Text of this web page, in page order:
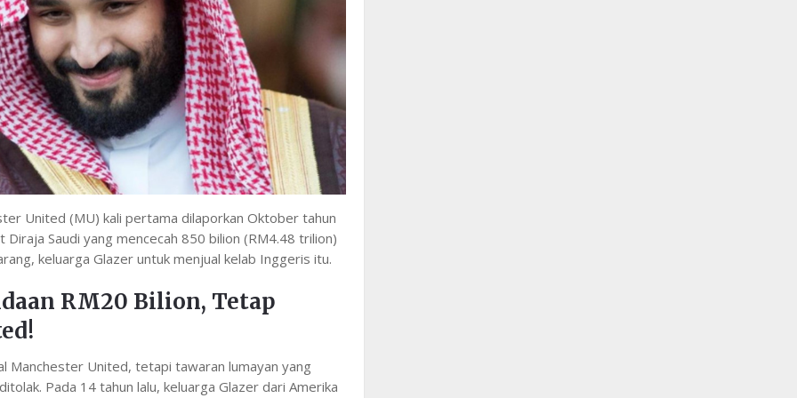
United (MU) kali pertama dilaporkan Oktober tahun
Saudi yang mencecah 850 bilion (RM4.48 trilion)
keluarga Glazer untuk menjual kelab Inggeris itu.
RM20 Bilion, Tetap
Manchester United, tetapi tawaran lumayan yang
Pada 14 tahun lalu, keluarga Glazer dari Amerika